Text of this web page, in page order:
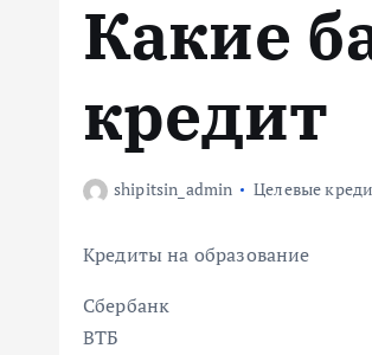
Какие
кредит
shipitsin_admin Целевые
Кредиты на образование
Сбербанк
ВТБ